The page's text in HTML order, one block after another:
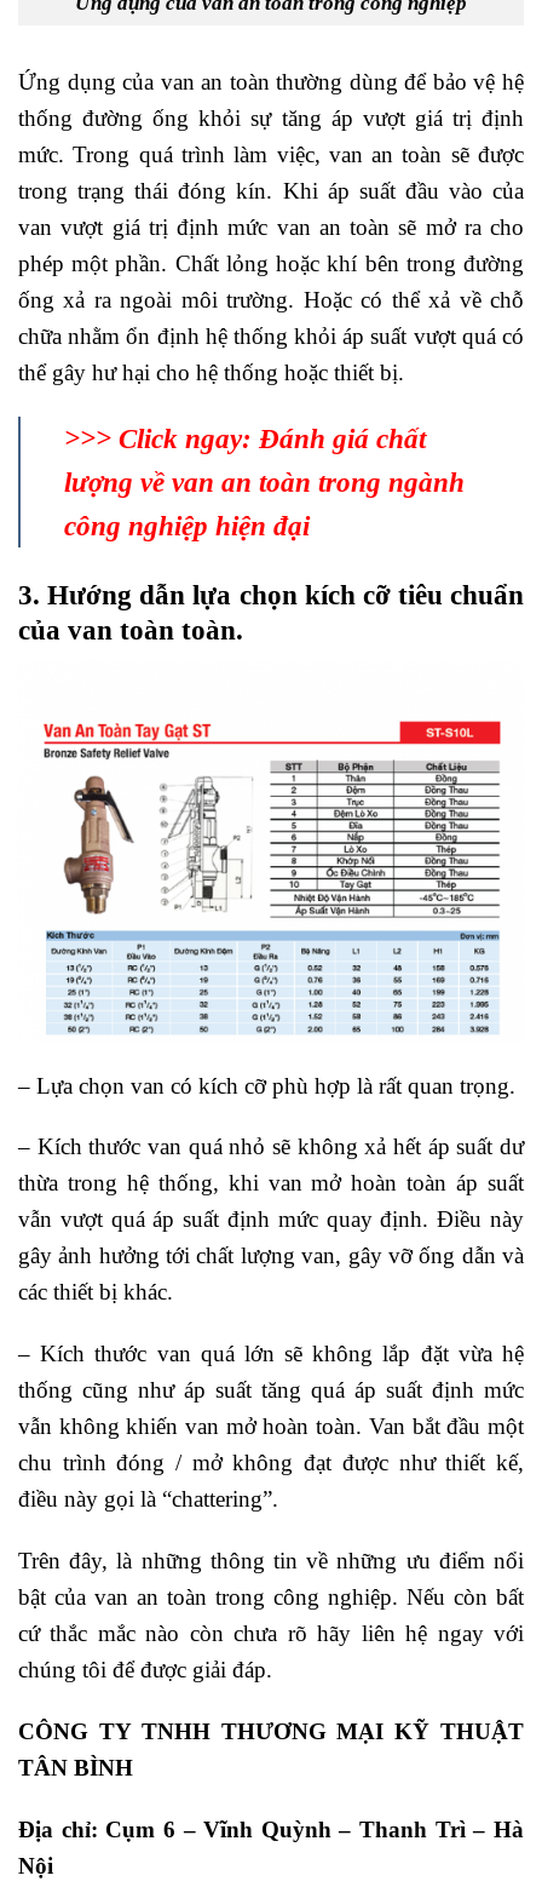
Ứng dụng của van an toàn thường dùng để bảo vệ hệ
thống đường ống khỏi sự tăng áp vượt giá trị định
mức. Trong quá trình làm việc, van an toàn sẽ được
trong trạng thái đóng kín. Khi áp suất đầu vào của
van vượt giá trị định mức van an toàn sẽ mở ra cho
phép một phần. Chất lỏng hoặc khí bên trong đường
ống xả ra ngoài môi trường. Hoặc có thể xả về chỗ
chữa nhằm ổn định hệ thống khỏi áp suất vượt quá có
thể gây hư hại cho hệ thống hoặc thiết bị.
>>> Click ngay: Đánh giá chất
lượng về van an toàn trong ngành
công nghiệp hiện đại
3. Hướng dẫn lựa chọn kích cỡ tiêu chuẩn
của van toàn toàn.
– Lựa chọn van có kích cỡ phù hợp là rất quan trọng.
– Kích thước van quá nhỏ sẽ không xả hết áp suất dư
thừa trong hệ thống, khi van mở hoàn toàn áp suất
vẫn vượt quá áp suất định mức quay định. Điều này
gây ảnh hưởng tới chất lượng van, gây vỡ ống dẫn và
các thiết bị khác.
– Kích thước van quá lớn sẽ không lắp đặt vừa hệ
thống cũng như áp suất tăng quá áp suất định mức
vẫn không khiến van mở hoàn toàn. Van bắt đầu một
chu trình đóng / mở không đạt được như thiết kế,
điều này gọi là “chattering”.
Trên đây, là những thông tin về những ưu điểm nổi
bật của van an toàn trong công nghiệp. Nếu còn bất
cứ thắc mắc nào còn chưa rõ hãy liên hệ ngay với
chúng tôi để được giải đáp.
CÔNG TY TNHH THƯƠNG MẠI KỸ THUẬT
TÂN BÌNH
Địa chỉ: Cụm 6 – Vĩnh Quỳnh – Thanh Trì – Hà
Nội